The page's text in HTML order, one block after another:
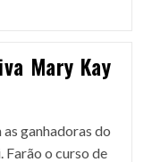
Mary Kay
ganhadoras do
o curso de